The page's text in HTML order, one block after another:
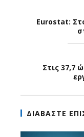
Eurostat:
Στις 37,7
ΔΙΑΒΑΣΤΕ